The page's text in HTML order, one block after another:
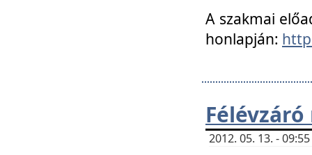
A szakmai
honlapján:
2012. 05. 13. -